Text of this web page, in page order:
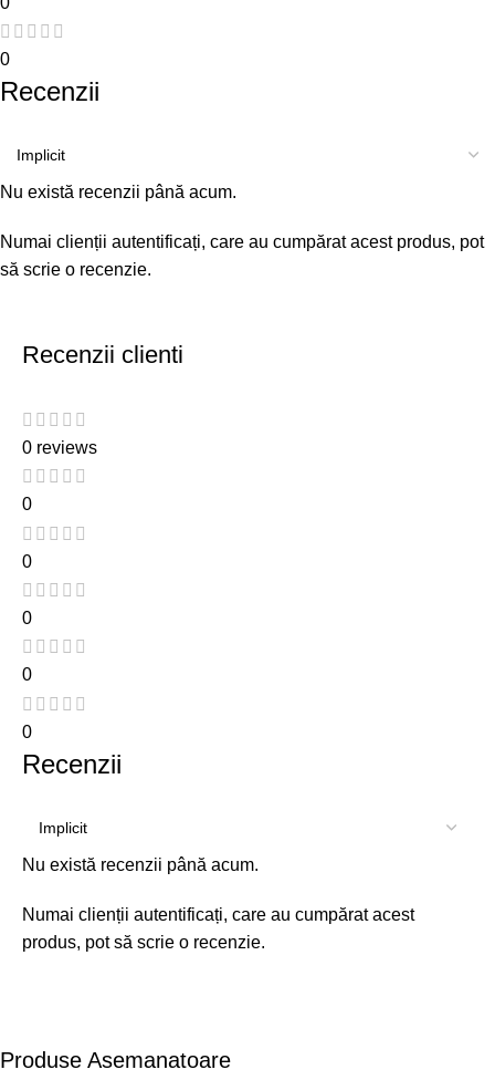
0
Recenzii
Nu există recenzii până acum.
Numai clienții autentificați, care au cumpărat acest produs, pot
să scrie o recenzie.
Recenzii clienti
0 reviews
0
0
0
0
0
Recenzii
Nu există recenzii până acum.
Numai clienții autentificați, care au cumpărat acest
produs, pot să scrie o recenzie.
Produse Asemanatoare